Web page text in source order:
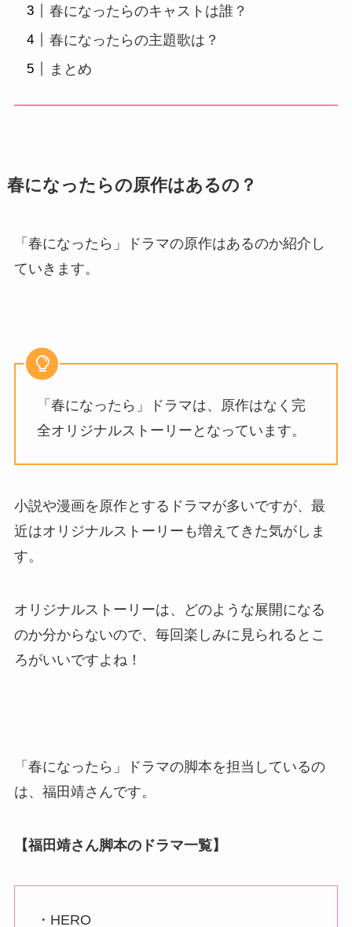
春になったらのキャストは誰？
春になったらの主題歌は？
まとめ
春になったらの原作はあるの？
「春になったら」ドラマの原作はあるのか紹介し
ていきます。
「春になったら」ドラマは、
原作はなく完
全オリジナルストーリー となっています。
小説や漫画を原作とするドラマが多いですが、最
近はオリジナルストーリーも増えてきた気がしま
す。
オリジナルストーリーは、どのような展開になる
のか分からないので、毎回楽しみに見られるとこ
ろがいいですよね！
「春になったら」ドラマの脚本を担当しているの
は、 福田靖さんです。
【福田靖さん脚本のドラマ一覧】
・HERO